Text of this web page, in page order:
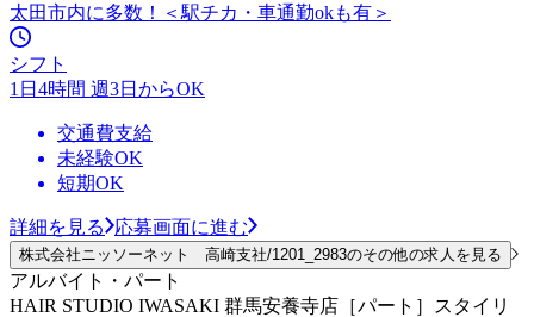
太田市内に多数！＜駅チカ・車通勤okも有＞
シフト
1日4時間 週3日からOK
交通費支給
未経験OK
短期OK
詳細を見る 応募画面に進む
株式会社ニッソーネット 高崎支社/1201_2983のその他の求人を見る
アルバイト・パート
HAIR STUDIO IWASAKI 群馬安養寺店［パート］スタイリ